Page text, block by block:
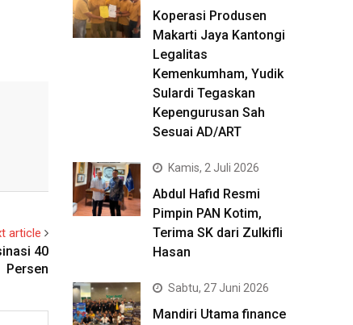
article
40
Persen
Koperasi Produsen
Makarti Jaya Kantongi
Legalitas
Kemenkumham, Yudik
Sulardi Tegaskan
Kepengurusan Sah
Sesuai AD/ART
Kamis, 2 Juli 2026
Abdul Hafid Resmi
Pimpin PAN Kotim,
Terima SK dari Zulkifli
Hasan
Sabtu, 27 Juni 2026
Mandiri Utama finance